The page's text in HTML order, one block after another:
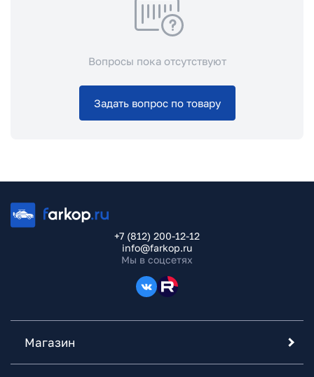
Вопросы пока отсутствуют
Задать вопрос по товару
+7 (812) 200-12-12
info@farkop.ru
Мы в соцсетях
Магазин